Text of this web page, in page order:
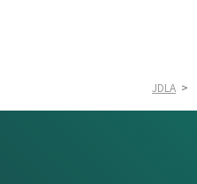
JDLA >